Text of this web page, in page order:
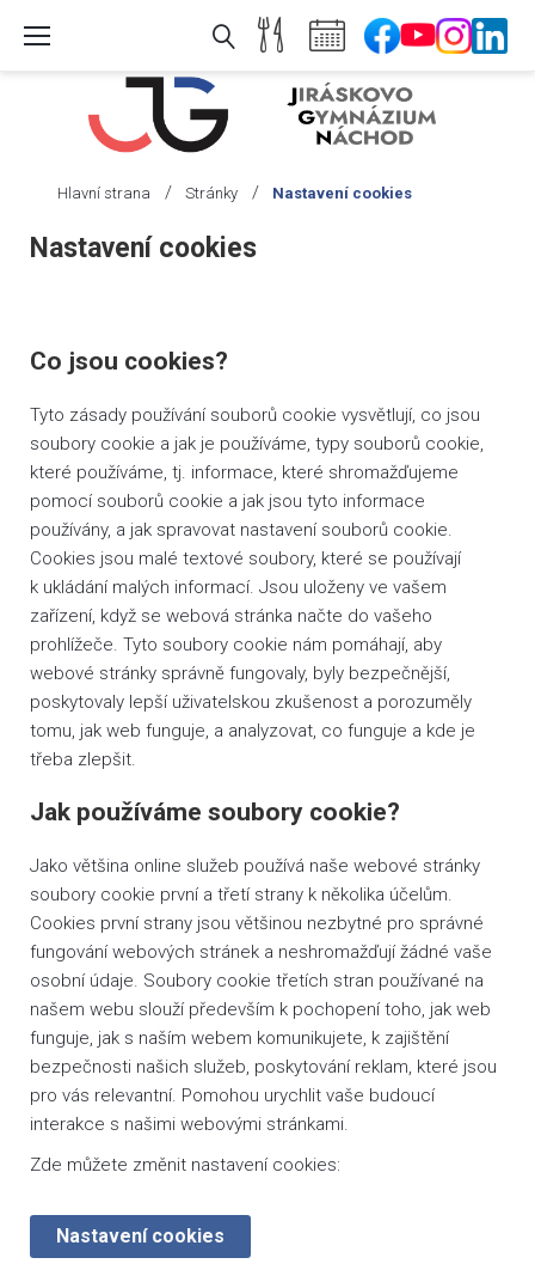
Hlavní strana / Stránky / Nastavení cookies
Nastavení
Nastavení cookies
Co jsou cookies?
Tyto zásady používání souborů cookie vysvětlují, co jsou
soubory cookie a jak je používáme, typy souborů cookie,
které používáme, tj. informace, které shromažďujeme
pomocí souborů cookie a jak jsou tyto informace
používány, a jak spravovat nastavení souborů cookie.
Cookies jsou malé textové soubory, které se používají
k ukládání malých informací. Jsou uloženy ve vašem
zařízení, když se webová stránka načte do vašeho
prohlížeče. Tyto soubory cookie nám pomáhají, aby
webové stránky správně fungovaly, byly bezpečnější,
poskytovaly lepší uživatelskou zkušenost a porozuměly
tomu, jak web funguje, a analyzovat, co funguje a kde je
třeba zlepšit.
Jak používáme soubory cookie?
Jako většina online služeb používá naše webové stránky
soubory cookie první a třetí strany k několika účelům.
Cookies první strany jsou většinou nezbytné pro správné
fungování webových stránek a neshromažďují žádné vaše
osobní údaje. Soubory cookie třetích stran používané na
našem webu slouží především k pochopení toho, jak web
funguje, jak s naším webem komunikujete, k zajištění
bezpečnosti našich služeb, poskytování reklam, které jsou
pro vás relevantní. Pomohou urychlit vaše budoucí
interakce s našimi webovými stránkami.
Zde můžete změnit nastavení cookies:
Nastavení cookies